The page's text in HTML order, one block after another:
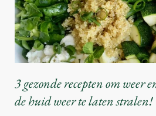
3 gezonde recepten om weer
de huid weer te laten stralen!